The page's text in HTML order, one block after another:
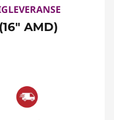
AMD)